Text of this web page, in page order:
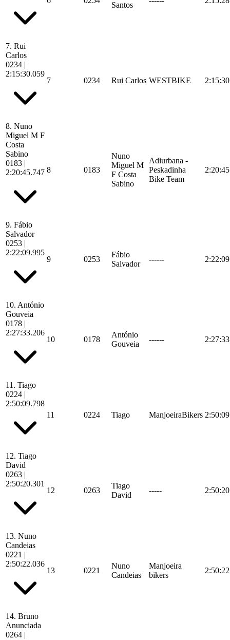
Santos
7. Rui
Carlos
0234 |
2:15:30.059
7 0234 Rui Carlos WESTBIKE
8. Nuno
Miguel M F
Costa
Sabino
0183 |
2:20:45.747 8 0183
Nuno
Miguel M
F Costa
Sabino
Adiurbana -
Peskadinha
Bike Team
9. Fábio
Salvador
0253 |
2:22:09.995
9 0253
Fábio
Salvador
------
10. António
Gouveia
0178 |
2:27:33.206
10 0178
António
Gouveia
------
11. Tiago
0224 |
2:50:09.798
11
0224 Tiago ManjoeiraBikers
12. Tiago
David
0263 |
2:50:20.301
12 0263
Tiago
David
-----
13. Nuno
Candeias
0221 |
2:50:22.036
13 0221
Nuno
Candeias
Manjoeira
bikers
14. Bruno
Anunciada
0264 |